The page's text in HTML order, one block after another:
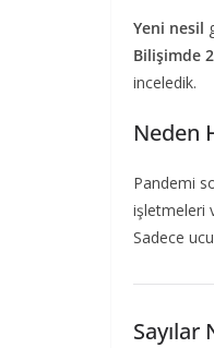
Yeni nesil
Bilişimde
inceledik.
Neden
Pandemi
işletmeleri
Sadece
Sayılar